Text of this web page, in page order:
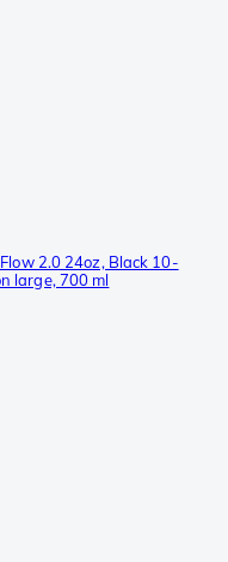
2.0 24oz, Black 10-
large, 700 ml